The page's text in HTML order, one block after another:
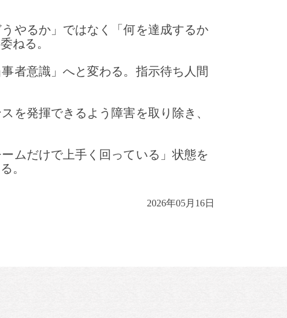
やるか」ではなく「何を達成するか
ねる。
者意識」へと変わる。指示待ち人間
を発揮できるよう障害を取り除き、
ムだけで上手く回っている」状態を
。
2026年05月16日